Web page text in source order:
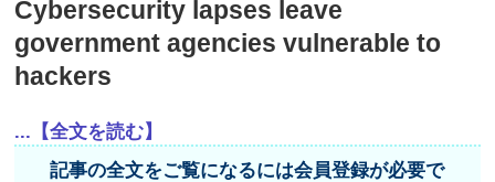
Cybersecurity lapses leave
government agencies vulnerable to
hackers
...【全文を読む】
記事の全文をご覧になるには会員登録が必要で